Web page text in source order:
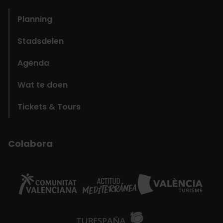
Planning
Stadsdelen
Agenda
Wat te doen
Tickets & Tours
Colabora